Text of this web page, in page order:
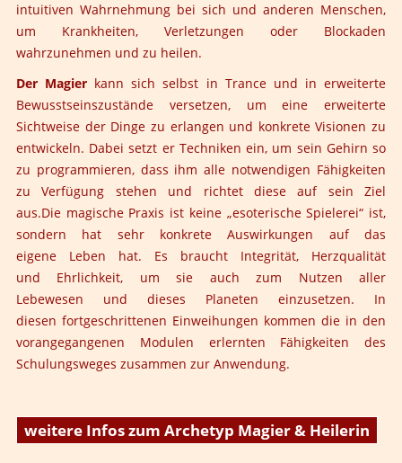
intuitiven Wahrnehmung bei sich und anderen Menschen,
um Krankheiten, Verletzungen oder Blockaden
wahrzunehmen und zu heilen.
Der Magier kann sich selbst in Trance und in erweiterte
Bewusstseinszustände versetzen, um eine erweiterte
Sichtweise der Dinge zu erlangen und konkrete Visionen zu
entwickeln. Dabei setzt er Techniken ein, um sein Gehirn so
zu programmieren, dass ihm alle notwendigen Fähigkeiten
zu Verfügung stehen und richtet diese auf sein Ziel
aus.Die magische Praxis ist keine „esoterische Spielerei“ ist,
sondern hat sehr konkrete Auswirkungen auf das
eigene Leben hat. Es braucht Integrität, Herzqualität
und Ehrlichkeit, um sie auch zum Nutzen aller
Lebewesen und dieses Planeten einzusetzen. In
diesen fortgeschrittenen Einweihungen kommen die in den
vorangegangenen Modulen erlernten Fähigkeiten des
Schulungsweges zusammen zur Anwendung.
weitere Infos zum Archetyp Magier & Heilerin